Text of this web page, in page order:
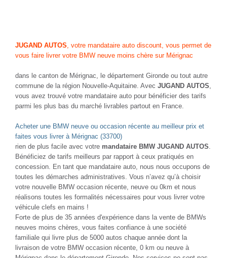
JUGAND AUTOS , votre mandataire auto discount, vous permet de
vous faire livrer votre BMW neuve moins chère sur Mérignac
dans le canton de Mérignac, le département Gironde ou tout autre
commune de la région Nouvelle-Aquitaine. Avec JUGAND AUTOS
vous avez trouvé votre mandataire auto pour bénéficier des tarifs
parmi les plus bas du marché livrables partout en France.
Acheter une BMW neuve ou occasion récente au meilleur prix et
faites vous livrer à Mérignac (33700)
rien de plus facile avec votre mandataire BMW JUGAND AUTOS
Bénéficiez de tarifs meilleurs par rapport à ceux pratiqués en
concession. En tant que mandataire auto, nous nous occupons de
toutes les démarches administratives. Vous n’avez qu’à choisir
votre nouvelle BMW occasion récente, neuve ou 0km et nous
réalisons toutes les formalités nécessaires pour vous livrer votre
véhicule clefs en mains !
Forte de plus de 35 années d'expérience dans la vente de BMWs
neuves moins chères, vous faites confiance à une société
familiale qui livre plus de 5000 autos chaque année dont la
livraison de votre BMW occasion récente, 0 km ou neuve à